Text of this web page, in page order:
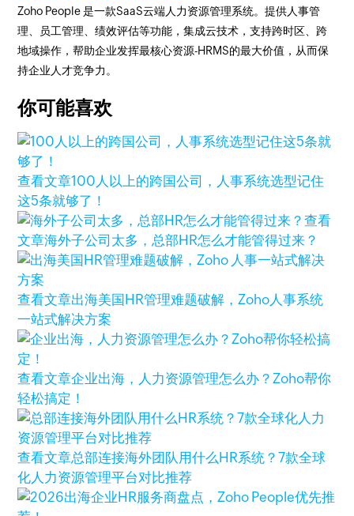
Zoho People 是一款SaaS云端人力资源管理系统。提供人事管
理、员工管理、绩效评估等功能，集成云技术，支持跨时区、跨
地域操作，帮助企业发挥最核心资源-HRMS的最大价值，从而保
持企业人才竞争力。
你可能喜欢
查看文章100人以上的跨国公司，人事系统选型记住
这5条就够了！
查看
文章海外子公司太多，总部HR怎么才能管得过来？
查看文章出海美国HR管理难题破解，Zoho人事系统
一站式解决方案
查看文章企业出海，人力资源管理怎么办？Zoho帮你
轻松搞定！
查看文章总部连接海外团队用什么HR系统？7款全球
化人力资源管理平台对比推荐